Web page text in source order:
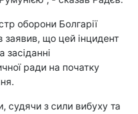
оборони Болгарії
заявив, що цей інцидент
засіданні
ради на початку
судячи з сили вибуху та